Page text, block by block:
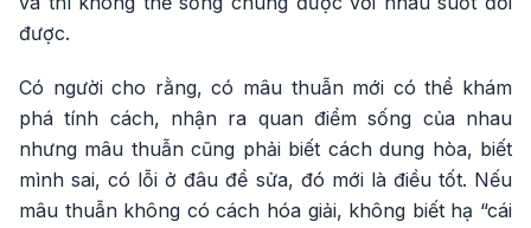
được.
Có người cho rằng, có mâu thuẫn mới có thể khám
phá tính cách, nhận ra quan điểm sống của nhau
nhưng mâu thuẫn cũng phải biết cách dung hòa, biết
mình sai, có lỗi ở đâu để sửa, đó mới là điều tốt. Nếu
mâu thuẫn không có cách hóa giải, không biết hạ “cái